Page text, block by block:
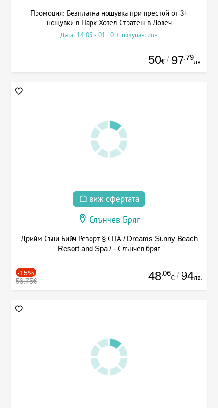
Промоция: Безплатна нощувка при престой от 3+
нощувки в Парк Хотел Стратеш в Ловеч
Дата: 14.05 - 01.10 + полупансион
50€ / 97.79
лв.
виж офертата
Слънчев Бряг
Дрийм Съни Бийч Резорт § СПА / Dreams Sunny Beach
Resort and Spa / - Слънчев бряг
-15%
56.75€ 48.06
€ / 94лв.